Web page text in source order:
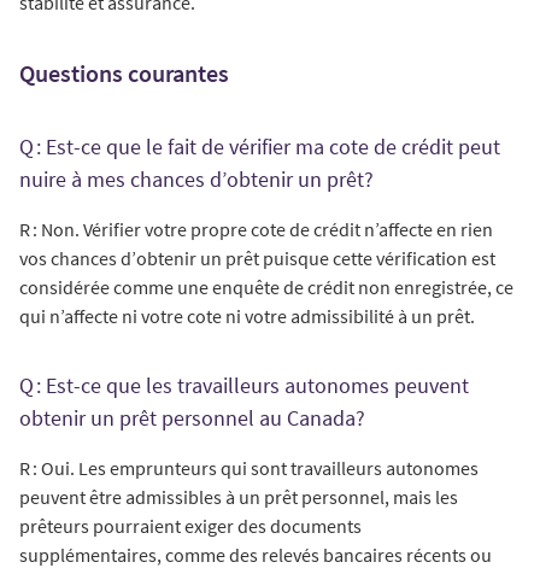
Questions courantes
Q : Est-ce que le fait de vérifier ma cote de crédit peut
nuire à mes chances d’obtenir un prêt?
R : Non. Vérifier votre propre cote de crédit n’affecte en rien
vos chances d’obtenir un prêt puisque cette vérification est
considérée comme une enquête de crédit non enregistrée, ce
qui n’affecte ni votre cote ni votre admissibilité à un prêt.
Q : Est-ce que les travailleurs autonomes peuvent
obtenir un prêt personnel au Canada?
R : Oui. Les emprunteurs qui sont travailleurs autonomes
peuvent être admissibles à un prêt personnel, mais les
prêteurs pourraient exiger des documents
supplémentaires, comme des relevés bancaires récents ou